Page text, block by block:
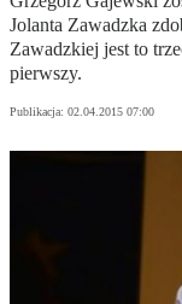
Jolanta Zawadzka
Zawadzkiej jest to
pierwszy.
Publikacja: 02.04.2015 07:00